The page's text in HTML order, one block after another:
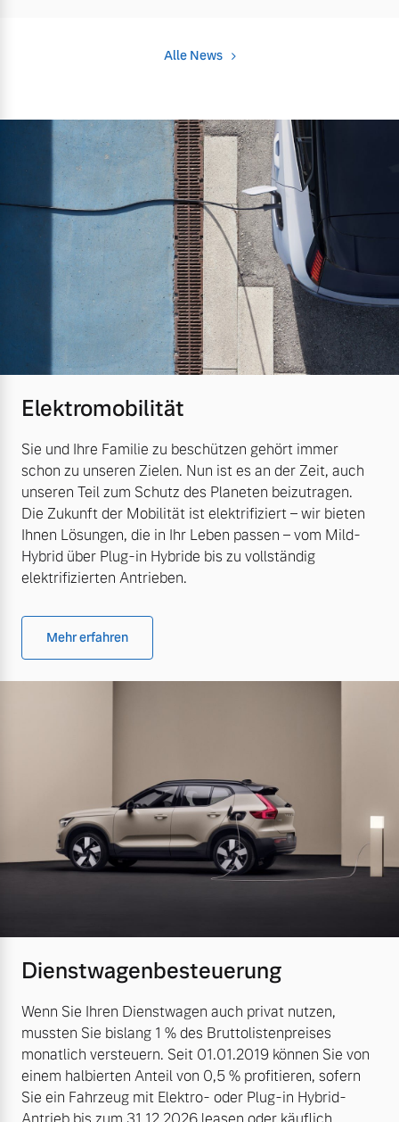
Alle News
Elektromobilität
Sie und Ihre Familie zu beschützen gehört immer
schon zu unseren Zielen. Nun ist es an der Zeit, auch
unseren Teil zum Schutz des Planeten beizutragen.
Die Zukunft der Mobilität ist elektrifiziert – wir bieten
Ihnen Lösungen, die in Ihr Leben passen – vom Mild-
Hybrid über Plug-in Hybride bis zu vollständig
elektrifizierten Antrieben.
Mehr erfahren
Dienstwagenbesteuerung
Wenn Sie Ihren Dienstwagen auch privat nutzen,
mussten Sie bislang 1 % des Bruttolistenpreises
monatlich versteuern. Seit 01.01.2019 können Sie von
einem halbierten Anteil von 0,5 % profitieren, sofern
Sie ein Fahrzeug mit Elektro- oder Plug-in Hybrid-